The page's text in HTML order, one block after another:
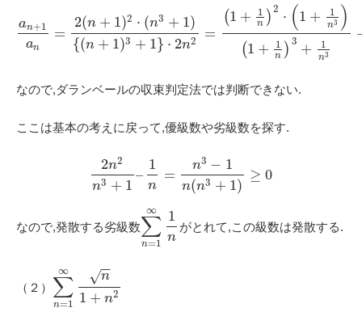
an+1
an
=
2(n + 1)2 ⋅ (n3 + 1)
{(n + 1)3 + 1} ⋅ 2n2 =
(1 + 1
n ) 2 ⋅ (1 + 1
n3 )
(1 + 1
n ) 3 + 1
n3
なので,ダランベールの収束判定法では判断できない.
ここは基本の考えに戻って,優級数や劣級数を探す.
2n2
n3 + 1
–
1
n
=
n3 − 1
n(n3 + 1)
≥ 0
なので,発散する劣級数∑
n=1
∞ 1
n
がとれて,この級数は発散する.
（２） ∑
n=1
∞ n
−
−
√
1 + n2